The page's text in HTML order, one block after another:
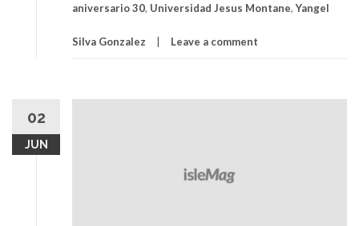
aniversario 30, Universidad Jesus Montane,Yangel
Silva Gonzalez Leave a comment
02
JUN